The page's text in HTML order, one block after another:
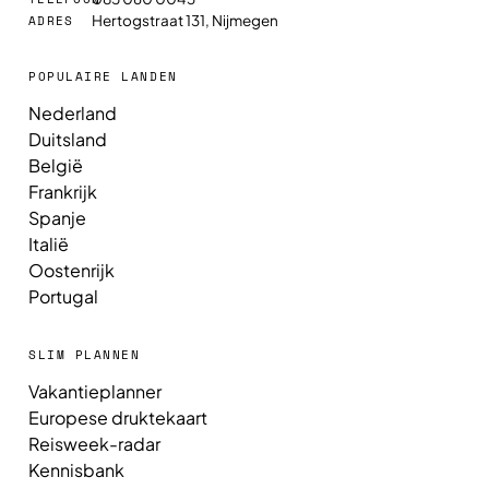
ADRES Hertogstraat 131, Nijmegen
POPULAIRE LANDEN
Nederland
Duitsland
België
Frankrijk
Spanje
Italië
Oostenrijk
Portugal
SLIM PLANNEN
Vakantieplanner
Europese druktekaart
Reisweek-radar
Kennisbank